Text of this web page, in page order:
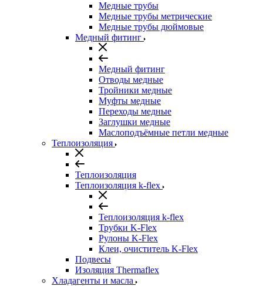
Медные трубы
Медные трубы метрические
Медные трубы дюймовые
Медный фитинг
Медный фитинг
Отводы медные
Тройники медные
Муфты медные
Переходы медные
Заглушки медные
Маслоподъёмные петли медные
Теплоизоляция
Теплоизоляция
Теплоизоляция k-flex
Теплоизоляция k-flex
Трубки K-Flex
Рулоны K-Flex
Клеи, очиститель K-Flex
Подвесы
Изоляция Thermaflex
Хладагенты и масла